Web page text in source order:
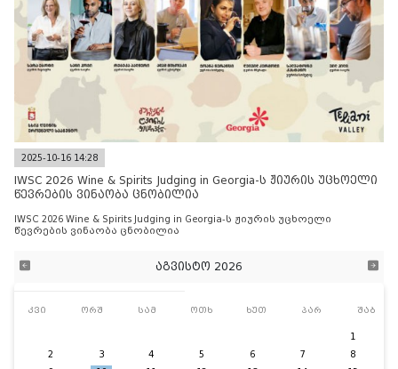
2025-10-16 14:28
IWSC 2026 Wine & Spirits Judging in Georgia-ს ჟიურის უცხოელი
წევრების ვინაობა ცნობილია
IWSC 2026 Wine & Spirits Judging in Georgia-ს ჟიურის უცხოელი
წევრების ვინაობა ცნობილია
აგვისტო 2026
კვი ორშ სამ ოთხ ხუთ პარ შაბ
1
2
3 4 5 6 7
8